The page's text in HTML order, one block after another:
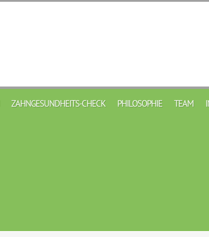
ZAHNGESUNDHEITS-CHECK PHILOSOPHIE TEAM